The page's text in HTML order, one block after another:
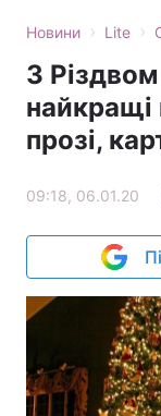
Новини › Lite ›
З
найкращі
прозі,
09:18, 06.01.20